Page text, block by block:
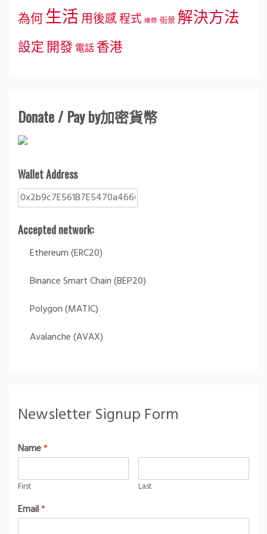
為何生活用後感程式 維修 街景 解決方法
設定 開發電話香港
Donate / Pay by加密貨幣
Wallet Address
Accepted network:
Ethereum (ERC20)
Binance Smart Chain (BEP20)
Polygon (MATIC)
Avalanche (AVAX)
Newsletter Signup Form
Name*
First Last
Email*